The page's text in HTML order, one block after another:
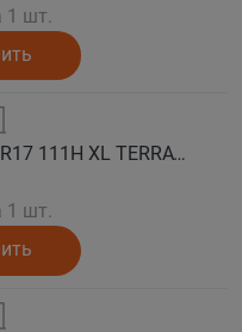
1 шт.
DAVANTI Автошина 245/65 R17 111H XL TERRATOURA A/T RWL RPR M+S
1 шт.